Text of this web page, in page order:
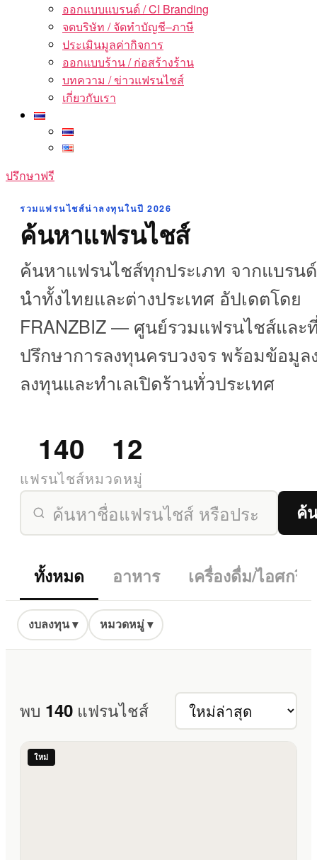
ออกแบบแบรนด์ / CI Branding
จดบริษัท / จัดทำบัญชี–ภาษี
ประเมินมูลค่ากิจการ
ออกแบบร้าน / ก่อสร้างร้าน
บทความ / ข่าวแฟรนไชส์
เกี่ยวกับเรา
ปรึกษาฟรี
รวมแฟรนไชส์น่าลงทุนในปี 2026
ค้นหาแฟรนไชส์
ค้นหาแฟรนไชส์ทุกประเภท จากแบรน
นำทั้งไทยและต่างประเทศ อัปเดตโดย
FRANZBIZ — ศูนย์รวมแฟรนไชส์และ
ปรึกษาการลงทุนครบวงจร พร้อมข้อมูล
ลงทุนและทำเลเปิดร้านทั่วประเทศ
140
แฟรนไชส์
12
หมวดหมู่
ค้
ทั้งหมด อาหาร เครื่องดื่ม/ไอศกรี
งบลงทุน ▾ หมวดหมู่ ▾
พบ 140 แฟรนไชส์
ใหม่